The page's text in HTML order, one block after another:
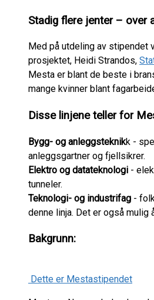
Stadig flere jenter – over
Med på utdeling av stipendet
prosjektet, Heidi Strandos,
Mesta er blant de beste i
mange kvinner blant
Disse linjene teller for
Bygg- og anleggsteknikk -
anleggsgartner og fjellsikrer.
Elektro og datateknologi -
tunneler.
Teknologi- og industrifag -
denne linja. Det er også
Bakgrunn:
Dette er Mestastipendet